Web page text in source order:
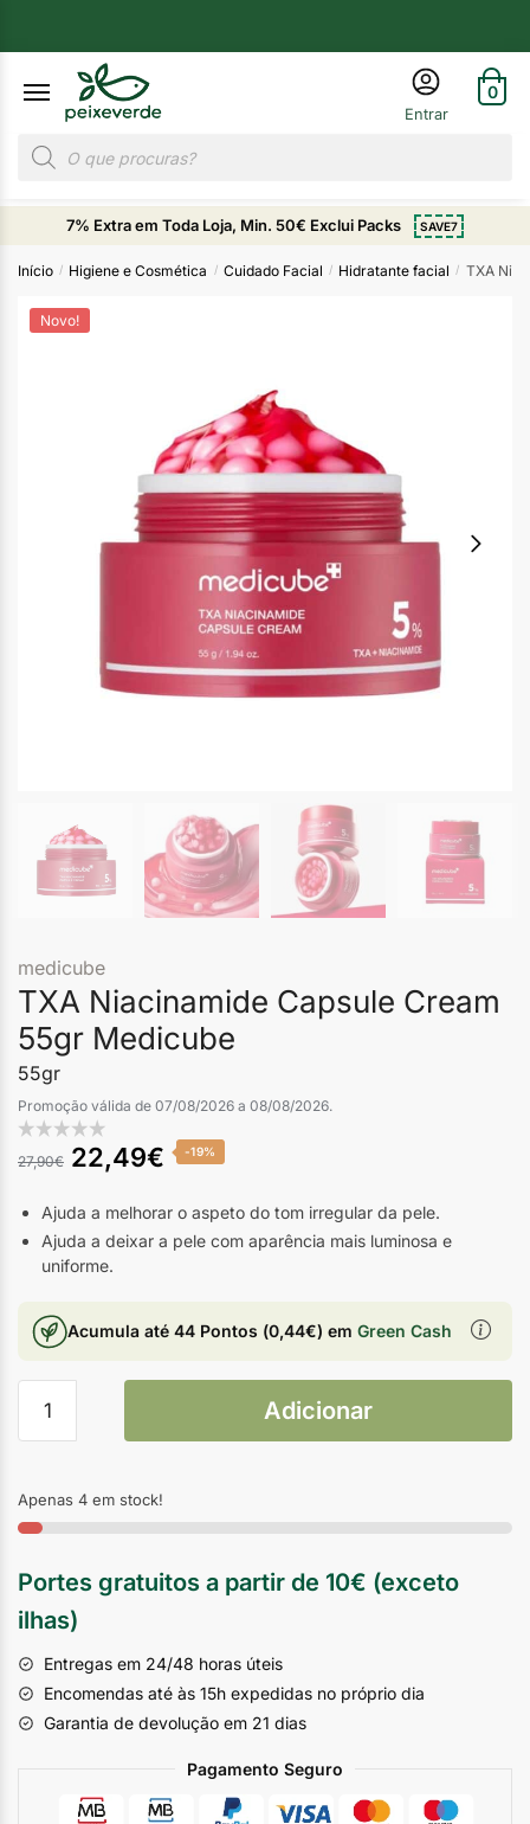
0
7% Extra em Toda Loja, Min. 50€ Exclui Packs SAVE7
Início / Higiene e Cosmética / Cuidado Facial / Hidratante facial / TXA
Novo!
medicube
TXA Niacinamide Capsule Cream
55gr Medicube
55gr
Promoção válida de 07/08/2026 a 08/08/2026.
27,90€ 22,49€ -19%
Ajuda a melhorar o aspeto do tom irregular da pele.
Ajuda a deixar a pele com aparência mais luminosa e
uniforme.
Acumula até 44 Pontos (0,44€) em Green Cash
Adicionar
Apenas 4 em stock!
Portes gratuitos a partir de 10€ (exceto
ilhas)
Entregas em 24/48 horas úteis
Encomendas até às 15h expedidas no próprio dia
Garantia de devolução em 21 dias
Pagamento Seguro